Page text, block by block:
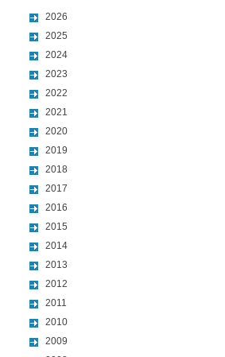
2026
2025
2024
2023
2022
2021
2020
2019
2018
2017
2016
2015
2014
2013
2012
2011
2010
2009